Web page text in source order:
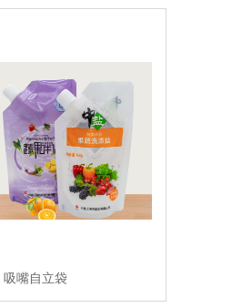
吸嘴自立袋